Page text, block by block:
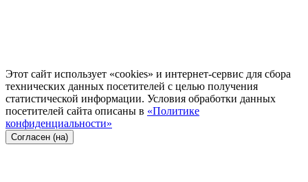
Этот сайт использует «cookies» и интернет-сервис для сбора
технических данных посетителей с целью получения
статистической информации. Условия обработки данных
посетителей сайта описаны в «Политике
конфиденциальности»
Согласен (на)